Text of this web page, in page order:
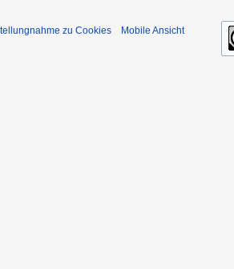
zu Cookies Mobile Ansicht